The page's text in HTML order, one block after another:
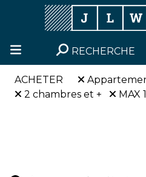
RECHERCHE
ACHETER
2 chambres et +
MAX